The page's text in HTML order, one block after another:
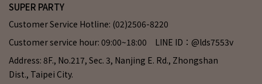
SUPER PARTY
Customer Service Hotline: (02)2506-8220
Customer service hour: 09:00~18:00 LINE ID：@lds7553v
Address: 8F., No.217, Sec. 3, Nanjing E. Rd., Zhongshan
Dist., Taipei City.